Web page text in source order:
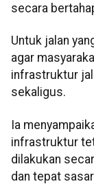
secara
Untuk jalan
agar
infrastruktur
sekaligus.
Ia
infrastruktur
dilakukan
dan tepat